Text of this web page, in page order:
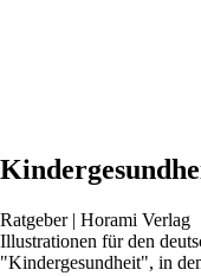
Ratgeber | Horami Verlag
Illustrationen für den
"Kindergesundheit", in